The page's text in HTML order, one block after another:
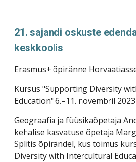
21. sajandi oskuste
keskkoolis
Erasmus+ õpiränne
Kursus "Supporting Diversity
Education" 6.–11. novembril
Geograafia ja füüsikaõpetaja
kehalise kasvatuse õpetaja
Splitis õpirändel, kus toimus
Diversity with Intercultural